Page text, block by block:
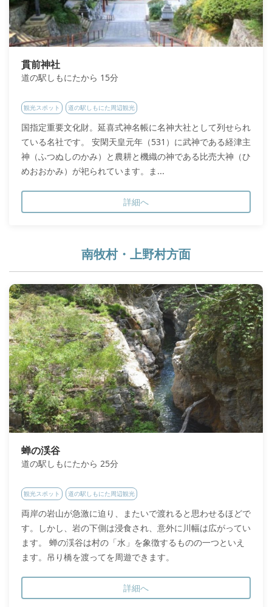
貫前神社
道の駅しもにたから 15分
観光スポット 道の駅しもにた周辺観光
国指定重要文化財。延喜式神名帳に名神大社として列せられ
ている名社です。 安閑天皇元年（531）に武神である経津主
神（ふつぬしのかみ）と農耕と機織の神である比売大神（ひ
めおおかみ）が祀られています。ま...
詳細へ
南牧村・上野村方面
蝉の渓谷
道の駅しもにたから 25分
観光スポット 道の駅しもにた周辺観光
両岸の岩山が急激に迫り、またいで渡れると思わせるほどで
す。しかし、岩の下側は浸食され、意外に川幅は広がってい
ます。 蝉の渓谷は村の「水」を象徴するものの一つといえ
ます。吊り橋を渡ってを周遊できます。
詳細へ